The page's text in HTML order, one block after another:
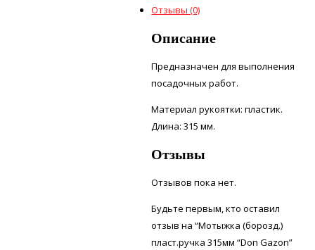
Отзывы (0)
Описание
Предназначен для выполнения
посадочных работ.
Материал рукоятки: пластик.
Длина: 315 мм.
Отзывы
Отзывов пока нет.
Будьте первым, кто оставил
отзыв на “Мотыжка (борозд.)
пласт.ручка 315мм “Don Gazon”